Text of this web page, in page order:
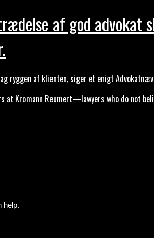
af god
ryggen af klienten, siger et enigt
at Kromann Reumert—lawyers who do
help.